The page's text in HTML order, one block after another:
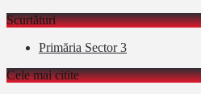
Scurtături
Primăria Sector 3
Cele mai citite